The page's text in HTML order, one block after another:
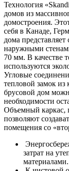
Технология
домов из
домостроения.
себя в Канаде,
дома
наружными
70 мм. В качестве
используются
Угловые
тепловой замок из
брусовой дом
необходимости
Объемный каркас,
позволяют
помещения со
затрат на
материалами.